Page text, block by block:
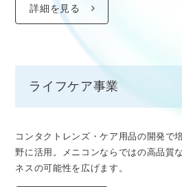
詳細を見る
ライフケア事業
コンタクトレンズ・ケア用品の開発で
野に活用。メニコンならではの高品質
ネスの可能性を広げます。